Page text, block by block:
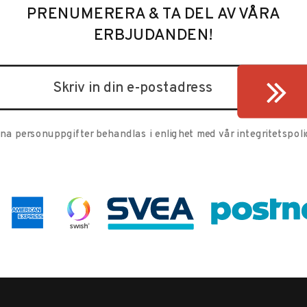
PRENUMERERA & TA DEL AV VÅRA
ERBJUDANDEN!
personuppgifter behandlas i enlighet med vår